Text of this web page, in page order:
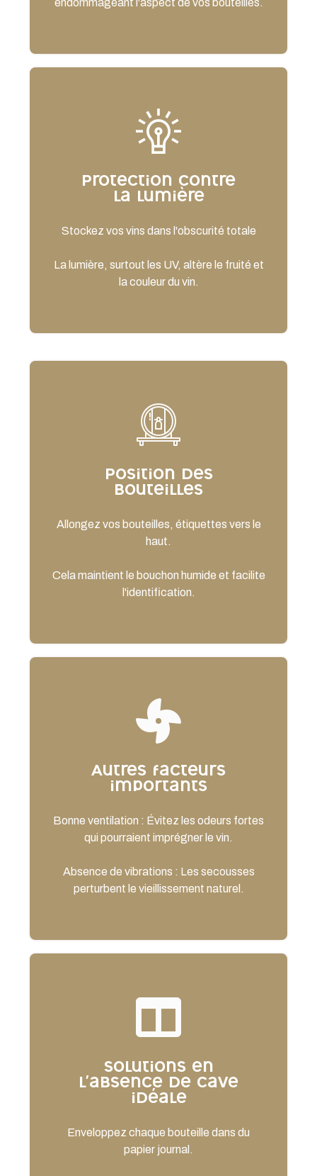
Protection contre
la lumière
Stockez vos vins dans l'obscurité totale
La lumière, surtout les UV, altère le fruité et
la couleur du vin.
Position des
bouteilles
Allongez vos bouteilles, étiquettes vers le
haut.
Cela maintient le bouchon humide et facilite
l'identification.
Autres facteurs
importants
Bonne ventilation : Évitez les odeurs fortes
qui pourraient imprégner le vin.
Absence de vibrations : Les secousses
perturbent le vieillissement naturel.
Solutions en
l'absence de cave
idéale
Enveloppez chaque bouteille dans du
papier journal.